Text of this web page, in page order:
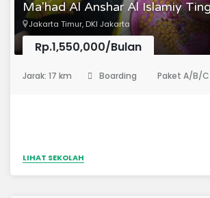
Ma'had Al Anshar Al Islamiy
Jakarta Timur, DKI Jakarta
Rp.1,550,000/Bulan
Jarak: 17 km Boarding Paket A/B/C
LIHAT SEKOLAH